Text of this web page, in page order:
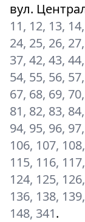
вул.
11, 12, 13,
24, 25, 26,
37, 42, 43,
54, 55, 56,
67, 68, 69,
81, 82, 83,
94, 95, 96,
106, 107,
115, 116,
124, 125,
136, 138,
148, 341.